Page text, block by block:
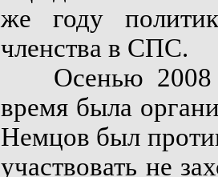
же году
членства в СПС.
Осенью 2008
время была
Немцов был
участвовать не